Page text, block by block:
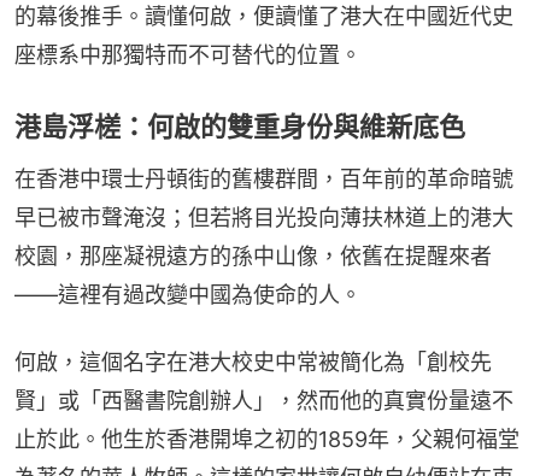
的幕後推手。讀懂何啟，便讀懂了港大在中國近代史
座標系中那獨特而不可替代的位置。
港島浮槎：何啟的雙重身份與維新底色
在香港中環士丹頓街的舊樓群間，百年前的革命暗號
早已被市聲淹沒；但若將目光投向薄扶林道上的港大
校園，那座凝視遠方的孫中山像，依舊在提醒來者
——這裡有過改變中國為使命的人。
何啟，這個名字在港大校史中常被簡化為「創校先
賢」或「西醫書院創辦人」，然而他的真實份量遠不
止於此。他生於香港開埠之初的1859年，父親何福堂